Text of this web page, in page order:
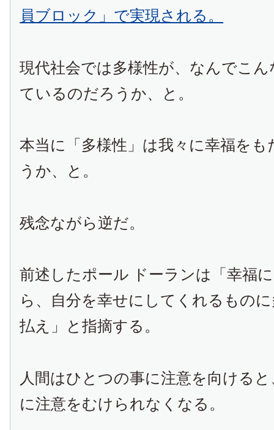
員ブロック」で実現される。
現代社会では多様性が、なんでこ
ているのだろうか、と。
本当に「多様性」は我々に幸福を
うか、と。
残念ながら逆だ。
前述したポール ドーランは「幸福
ら、自分を幸せにしてくれるもの
払え」と指摘する。
人間はひとつの事に注意を向ける
に注意をむけられなくなる。